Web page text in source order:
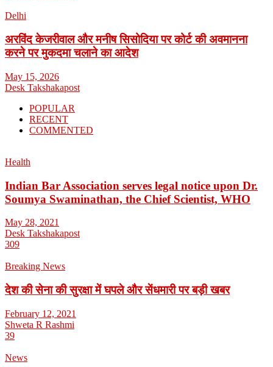
Delhi
अरविंद केजरीवाल और मनीष सिसोदिया पर कोर्ट की अवमानना
करने पर मुकदमा चलाने का आदेश
May 15, 2026
Desk Takshakapost
POPULAR
RECENT
COMMENTED
Health
Indian Bar Association serves legal notice upon Dr.
Soumya Swaminathan, the Chief Scientist, WHO
May 28, 2021
Desk Takshakapost
309
Breaking News
देश की सेना की सुरक्षा में घपले और सेंधमारी पर बड़ी खबर
February 12, 2021
Shweta R Rashmi
39
News